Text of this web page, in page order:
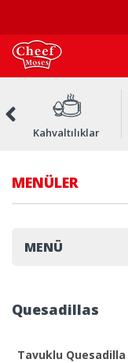
Kahvaltılıklar
MENÜLER
MENÜ
Quesadillas
Tavuklu Quesadilla